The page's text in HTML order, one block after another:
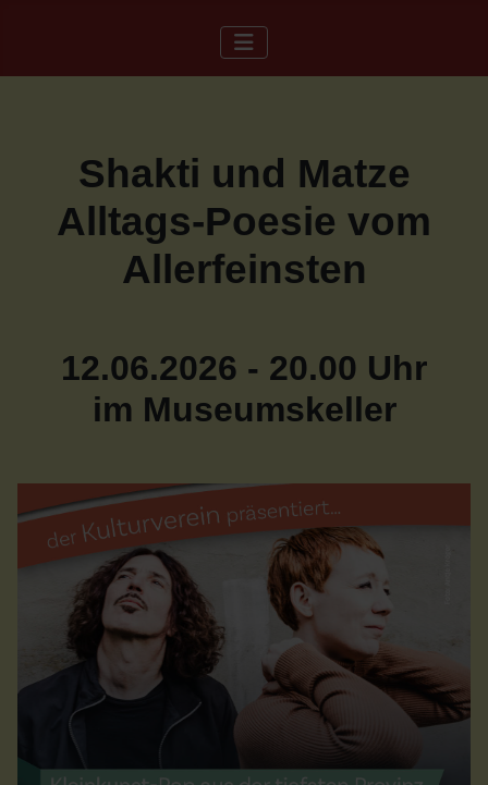
Shakti und Matze
Alltags-Poesie vom
Allerfeinsten
12.06.2026 - 20.00 Uhr
im Museumskeller